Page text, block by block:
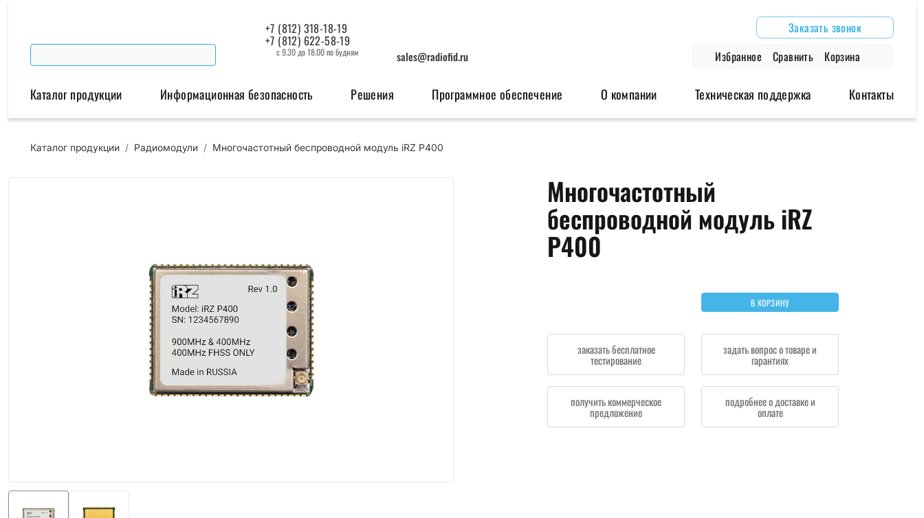
+7 (812) 318-18-19
+7 (812) 622-58-19
с 9.30 до 18.00 по будням sales@radiofid.ru
Заказать звонок
Избранное
Сравнить Корзина
Каталог продукции
Беспроводная связь Промышленная автоматизация Системы мониторинга
GSM модули
Радиомодули
Антенны
Блоки питания
Глонасс/GPS антенны
Информационная безопасность Решения Программное обеспечение О компании Техническая поддержка Контакты
Каталог продукции / Радиомодули / Многочастотный беспроводной модуль iRZ P400
Многочастотный
беспроводной модуль iRZ
P400
В КОРЗИНУ
заказать бесплатное
тестирование
задать вопрос о товаре и
гарантиях
получить коммерческое
предложение
подробнее о доставке и
оплате